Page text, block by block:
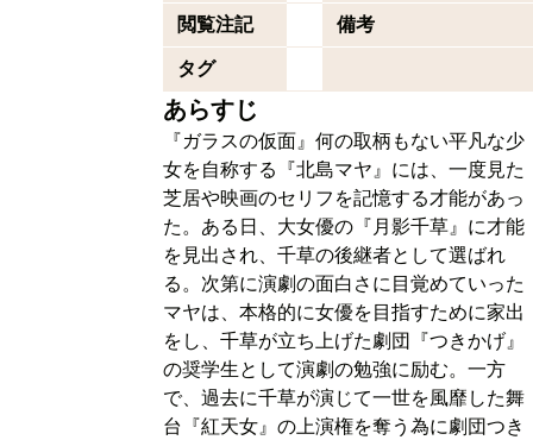
閲覧注記 備考
タグ
あらすじ
『ガラスの仮面』何の取柄もない平凡な少
女を自称する『北島マヤ』には、一度見た
芝居や映画のセリフを記憶する才能があっ
た。ある日、大女優の『月影千草』に才能
を見出され、千草の後継者として選ばれ
る。次第に演劇の面白さに目覚めていった
マヤは、本格的に女優を目指すために家出
をし、千草が立ち上げた劇団『つきかげ』
の奨学生として演劇の勉強に励む。一方
で、過去に千草が演じて一世を風靡した舞
台『紅天女』の上演権を奪う為に劇団つき